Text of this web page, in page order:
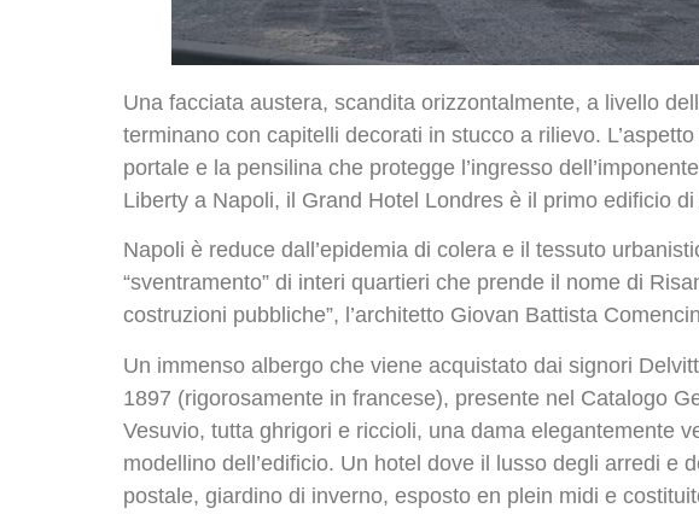
Una facciata austera, scandita orizzontalmente, a livello
terminano con capitelli decorati in stucco a rilievo.
portale e la pensilina che protegge l’ingresso
Liberty a Napoli, il Grand Hotel Londres è il primo edificio
Napoli è reduce dall’epidemia di colera e il tessuto
“sventramento” di interi quartieri che prende il nome di
costruzioni pubbliche”, l’architetto Giovan Battista
Un immenso albergo che viene acquistato dai signori
1897 (rigorosamente in francese), presente nel Catalogo
Vesuvio, tutta ghrigori e riccioli, una dama elegantemente
modellino dell’edificio. Un hotel dove il lusso degli arredi
postale, giardino di inverno, esposto en plein midi e